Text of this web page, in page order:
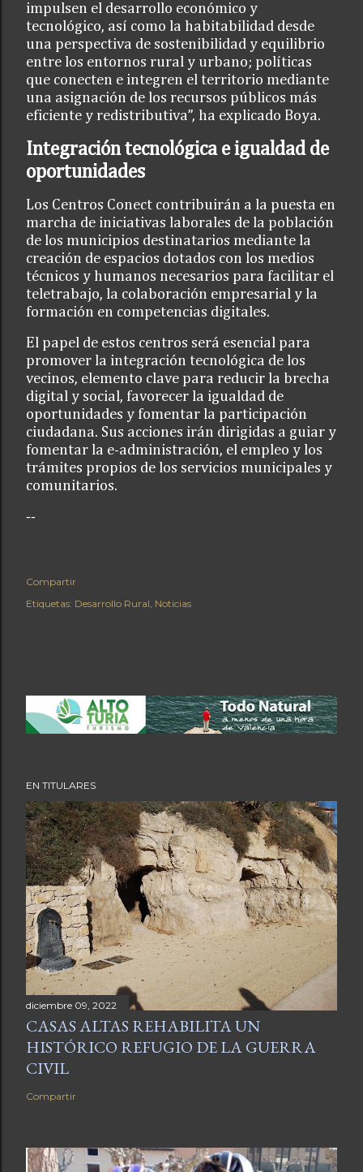
impulsen el desarrollo económico y
tecnológico, así como la habitabilidad desde
una perspectiva de sostenibilidad y equilibrio
entre los entornos rural y urbano; políticas
que conecten e integren el territorio mediante
una asignación de los recursos públicos más
eficiente y redistributiva”, ha explicado Boya.
Integración tecnológica e igualdad de
oportunidades
Los Centros Conect contribuirán a la puesta en
marcha de iniciativas laborales de la población
de los municipios destinatarios mediante la
creación de espacios dotados con los medios
técnicos y humanos necesarios para facilitar el
teletrabajo, la colaboración empresarial y la
formación en competencias digitales.
El papel de estos centros será esencial para
promover la integración tecnológica de los
vecinos, elemento clave para reducir la brecha
digital y social, favorecer la igualdad de
oportunidades y fomentar la participación
ciudadana. Sus acciones irán dirigidas a guiar y
fomentar la e-administración, el empleo y los
trámites propios de los servicios municipales y
comunitarios.
--
Compartir
Etiquetas: Desarrollo Rural Noticias
EN TITULARES
diciembre 09, 2022
CASAS ALTAS REHABILITA UN
HISTÓRICO REFUGIO DE LA GUERRA
CIVIL
Compartir